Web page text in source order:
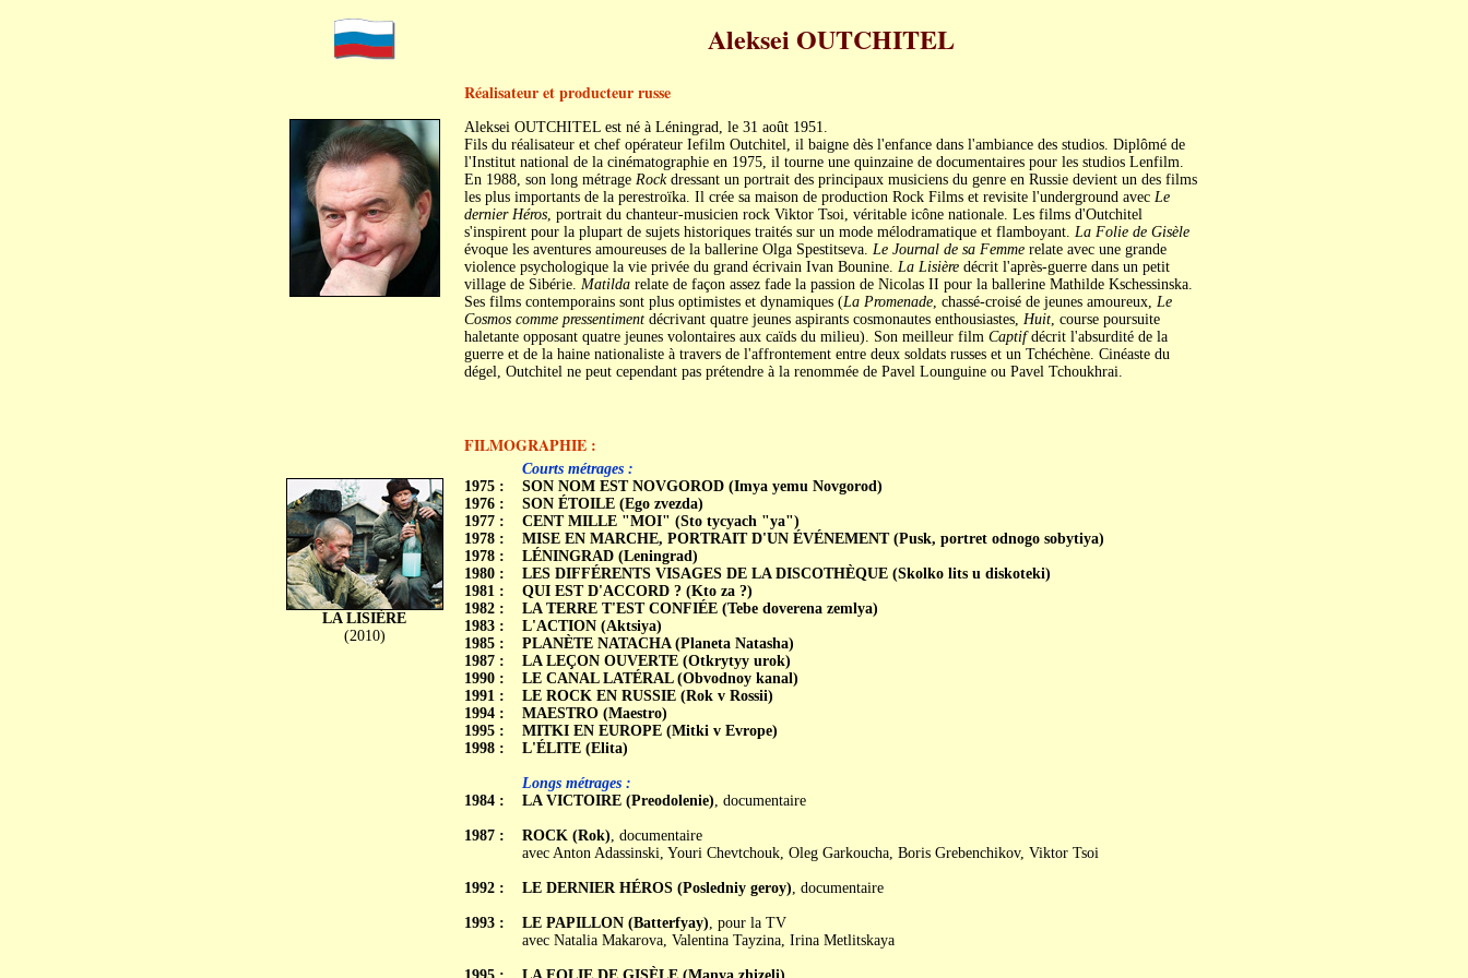
Aleksei OUTCHITEL
Réalisateur et producteur russe
Aleksei OUTCHITEL est né à Léningrad, le 31 août 1951.
Fils du réalisateur et chef opérateur Iefilm Outchitel, il baigne dès l'enfance dans l'ambiance des studios. Diplômé de
l'Institut national de la cinématographie en 1975, il tourne une quinzaine de documentaires pour les studios Lenfilm.
En 1988, son long métrage Rockdressant un portrait des principaux musiciens du genre en Russie devient un des films
les plus importants de la perestroïka. Il crée sa maison de production Rock Films et revisite l'underground avec Le
dernier Héros, portrait du chanteur-musicien rock Viktor Tsoi, véritable icône nationale. Les films d'Outchitel
s'inspirent pour la plupart de sujets historiques traités sur un mode mélodramatique et flamboyant. La Folie de Gisèle
évoque les aventures amoureuses de la ballerine Olga Spestitseva. Le Journal de sa Femmerelate avec une grande
violence psychologique la vie privée du grand écrivain Ivan Bounine. La Lisièredécrit l'après-guerre dans un petit
village de Sibérie. Matildarelate de façon assez fade la passion de Nicolas II pour la ballerine Mathilde Kschessinska.
Ses films contemporains sont plus optimistes et dynamiques (La Promenade, chassé-croisé de jeunes amoureux, Le
Cosmos comme pressentimentdécrivant quatre jeunes aspirants cosmonautes enthousiastes, Huit, course poursuite
haletante opposant quatre jeunes volontaires aux caïds du milieu). Son meilleur film Captifdécrit l'absurdité de la
guerre et de la haine nationaliste à travers de l'affrontement entre deux soldats russes et un Tchéchène. Cinéaste du
dégel, Outchitel ne peut cependant pas prétendre à la renommée de Pavel Lounguine ou Pavel Tchoukhrai.
FILMOGRAPHIE :
LA LISIÈRE
(2010)
1975 :
1976 :
1977 :
1978 :
1978 :
1980 :
1981 :
1982 :
1983 :
1985 :
1987 :
1990 :
1991 :
1994 :
1995 :
1998 :
1984 :
1987 :
1992 :
1993 :
Courts métrages :
SON NOM EST NOVGOROD (Imya yemu Novgorod)
SON ÉTOILE (Ego zvezda)
CENT MILLE "MOI" (Sto tycyach "ya")
MISE EN MARCHE, PORTRAIT D'UN ÉVÉNEMENT (Pusk, portret odnogo sobytiya)
LÉNINGRAD (Leningrad)
LES DIFFÉRENTS VISAGES DE LA DISCOTHÈQUE (Skolko lits u diskoteki)
QUI EST D'ACCORD ? (Kto za ?)
LA TERRE T'EST CONFIÉE (Tebe doverena zemlya)
L'ACTION (Aktsiya)
PLANÈTE NATACHA (Planeta Natasha)
LA LEÇON OUVERTE (Otkrytyy urok)
LE CANAL LATÉRAL (Obvodnoy kanal)
LE ROCK EN RUSSIE (Rok v Rossii)
MAESTRO (Maestro)
MITKI EN EUROPE (Mitki v Evrope)
L'ÉLITE (Elita)
Longs métrages :
LA VICTOIRE (Preodolenie), documentaire
ROCK (Rok), documentaire
avec Anton Adassinski, Youri Chevtchouk, Oleg Garkoucha, Boris Grebenchikov, Viktor Tsoi
LE DERNIER HÉROS (Posledniy geroy), documentaire
LE PAPILLON (Batterfyay), pour la TV
avec Natalia Makarova, Valentina Tayzina, Irina Metlitskaya